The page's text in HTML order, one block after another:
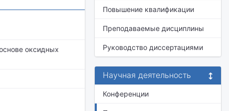
оксидных
Повышение квалификации
Преподаваемые дисциплины
Руководство диссертациями
Научная деятельность
Конференции